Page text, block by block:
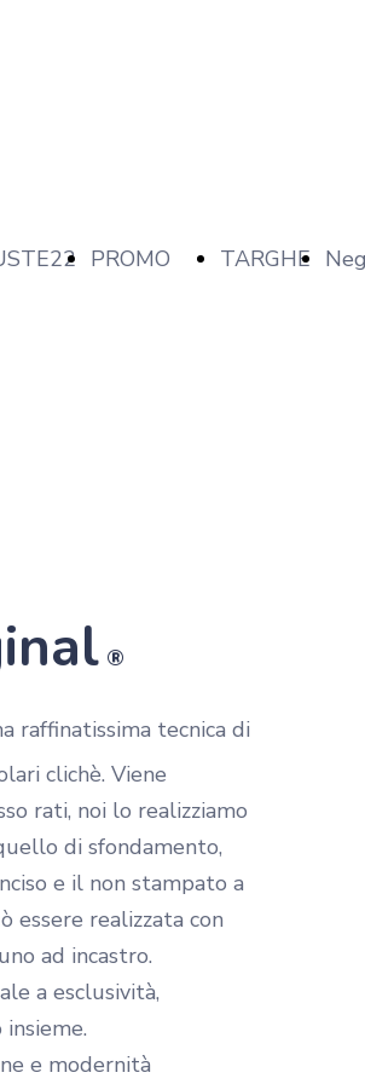
PROMO
CARD
TARGHE
®
raffinatissima tecnica di
clichè. Viene
rati, noi lo realizziamo
di sfondamento,
e il non stampato a
essere realizzata con
ad incastro.
a esclusività,
e modernità